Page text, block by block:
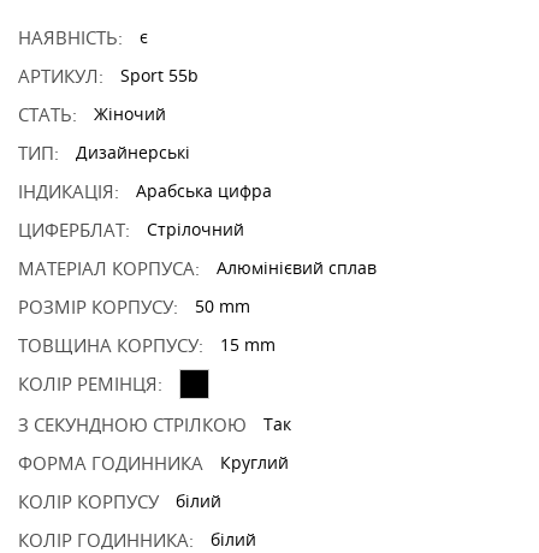
НАЯВНІСТЬ: є
АРТИКУЛ: Sport 55b
СТАТЬ: Жіночий
ТИП: Дизайнерські
ІНДИКАЦІЯ: Арабська цифра
ЦИФЕРБЛАТ: Стрілочний
МАТЕРІАЛ КОРПУСА: Алюмінієвий сплав
РОЗМІР КОРПУСУ: 50 mm
ТОВЩИНА КОРПУСУ: 15 mm
КОЛІР РЕМІНЦЯ:
З СЕКУНДНОЮ СТРІЛКОЮ
Так
ФОРМА ГОДИННИКА Круглий
КОЛІР КОРПУСУ білий
КОЛІР ГОДИННИКА: білий